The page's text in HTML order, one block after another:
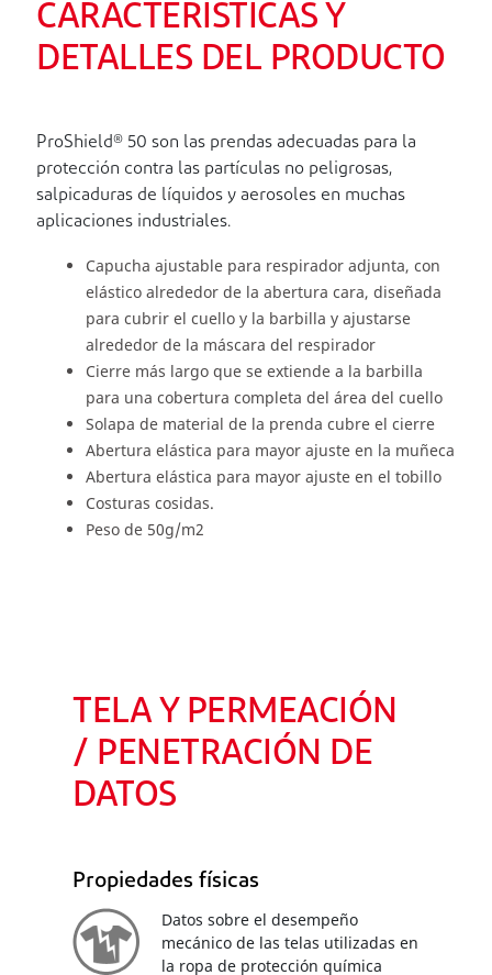
CARACTERÍSTICAS Y
DETALLES DEL PRODUCTO
ProShield® 50 son las prendas adecuadas para la
protección contra las partículas no peligrosas,
salpicaduras de líquidos y aerosoles en muchas
aplicaciones industriales.
Capucha ajustable para respirador adjunta, con
elástico alrededor de la abertura cara, diseñada
para cubrir el cuello y la barbilla y ajustarse
alrededor de la máscara del respirador
Cierre más largo que se extiende a la barbilla
para una cobertura completa del área del cuello
Solapa de material de la prenda cubre el cierre
Abertura elástica para mayor ajuste en la muñeca
Abertura elástica para mayor ajuste en el tobillo
Costuras cosidas.
Peso de 50g/m2
TELA Y PERMEACIÓN
/ PENETRACIÓN DE
DATOS
Propiedades físicas
Datos sobre el desempeño
mecánico de las telas utilizadas en
la ropa de protección química